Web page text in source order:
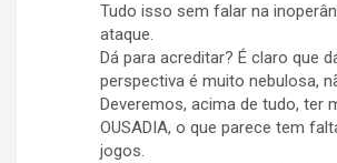
Tudo isso sem falar na
ataque.
Dá para acreditar? É claro que
perspectiva é muito nebulosa,
Deveremos, acima de tudo, ter
OUSADIA, o que parece tem
jogos.